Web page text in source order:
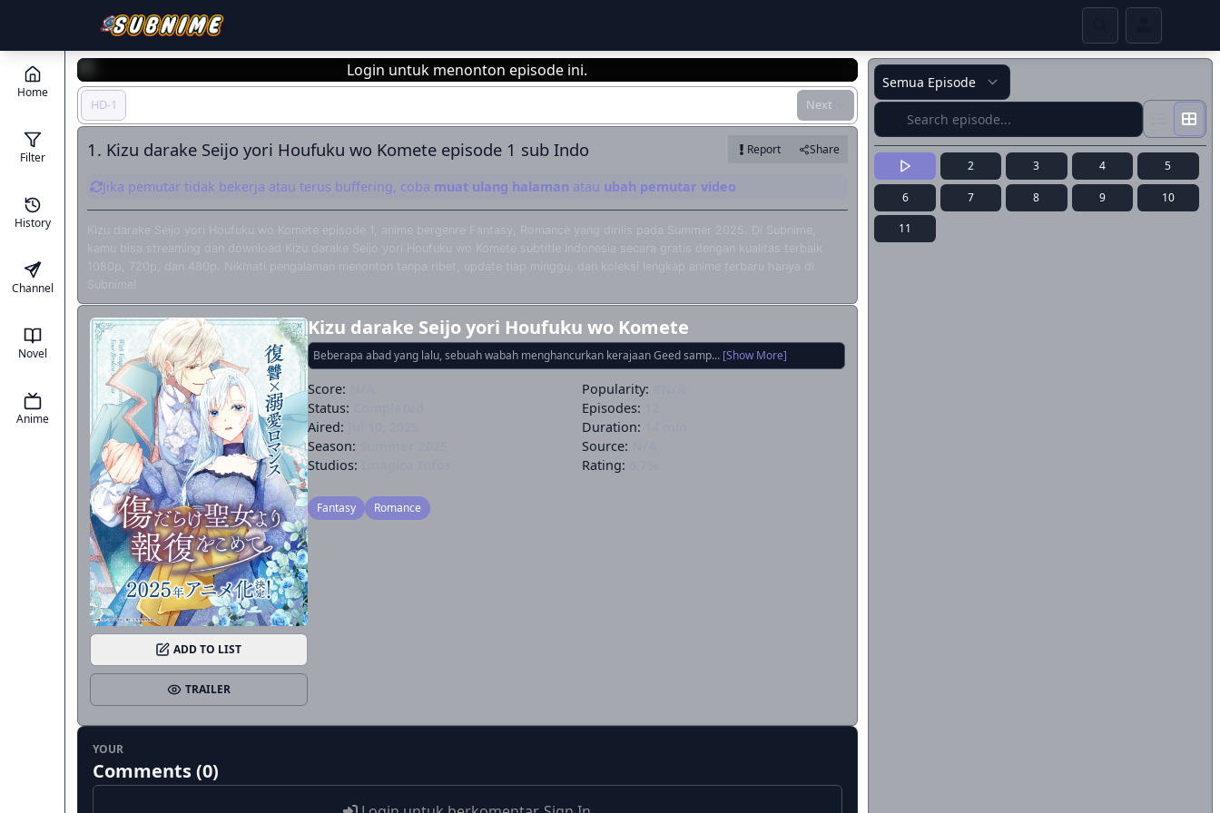
Home
Filter
History
Channel
Novel
Anime
Login untuk menonton episode ini.
HD-1 Next
1. Kizu darake Seijo yori Houfuku wo Komete episode 1 sub Indo Report Share
Jika pemutar tidak bekerja atau terus buffering, coba muat ulang halaman atau ubah pemutar video
ADD TO LIST
TRAILER
Kizu darake Seijo yori Houfuku wo Komete
Beberapa abad yang lalu, sebuah wabah menghancurkan kerajaan Geed samp... [Show More]
Score:
Status:
Aired:
Season:
Studios:
Popularity:
Episodes:
Duration:
Source:
Rating:
Fantasy Romance
YOUR
Comments (0)
2 3 4 5
6 7 8 9 10
11